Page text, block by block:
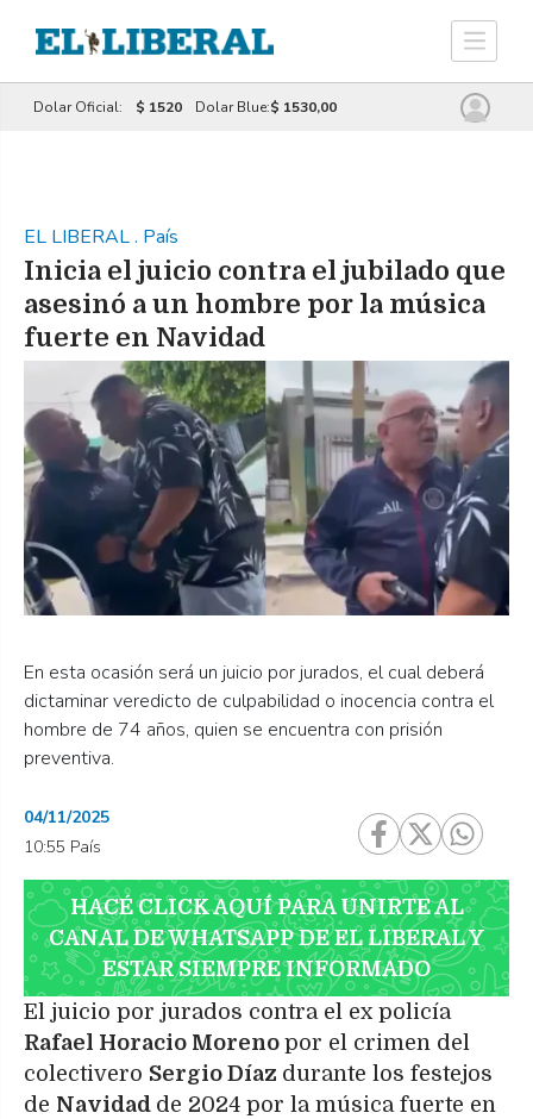
Dolar Oficial: $ 1520 Dolar Blue:$ 1530,00
EL LIBERAL. País
Inicia el juicio contra el jubilado que
asesinó a un hombre por la música
fuerte en Navidad
En esta ocasión será un juicio por jurados, el cual deberá
dictaminar veredicto de culpabilidad o inocencia contra el
hombre de 74 años, quien se encuentra con prisión
preventiva.
04/11/2025
10:55 País
HACÉ CLICK AQUÍ PARA UNIRTE AL
CANAL DE WHATSAPP DE EL LIBERAL Y
ESTAR SIEMPRE INFORMADO
El juicio por jurados contra el ex policía
Rafael Horacio Moreno por el crimen del
colectivero Sergio Díaz durante los festejos
de Navidad de 2024 por la música fuerte en